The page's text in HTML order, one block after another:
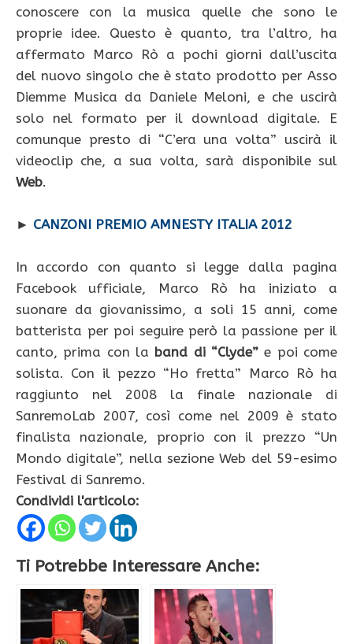
conoscere con la musica quelle che sono le
proprie idee. Questo è quanto, tra l’altro, ha
affermato Marco Rò a pochi giorni dall’uscita
del nuovo singolo che è stato prodotto per Asso
Diemme Musica da Daniele Meloni, e che uscirà
solo nel formato per il download digitale. E
comunque presto di “C’era una volta” uscirà il
videoclip che, a sua volta, sarà disponibile sul
Web.
► CANZONI PREMIO AMNESTY ITALIA 2012
In accordo con quanto si legge dalla pagina
Facebook ufficiale, Marco Rò ha iniziato a
suonare da giovanissimo, a soli 15 anni, come
batterista per poi seguire però la passione per il
canto, prima con la band di “Clyde” e poi come
solista. Con il pezzo “Ho fretta” Marco Rò ha
raggiunto nel 2008 la finale nazionale di
SanremoLab 2007, così come nel 2009 è stato
finalista nazionale, proprio con il prezzo “Un
Mondo digitale”, nella sezione Web del 59-esimo
Festival di Sanremo.
Condividi l'articolo:
Ti Potrebbe Interessare Anche: